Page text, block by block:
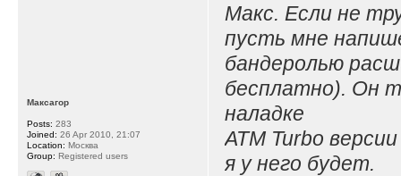
Макс. Если не
пусть мне
бандеролью
бесплатно). Он
наладке
ATM Turbo
я у него будет.
Максагор
Posts: 283
Joined: 26 Apr 2010, 21:07
Location: Москва
Group: Registered users